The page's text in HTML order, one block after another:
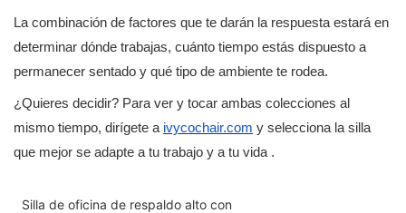
La combinación de factores que te darán la respuesta estará en
determinar dónde trabajas, cuánto tiempo estás dispuesto a
permanecer sentado y qué tipo de ambiente te rodea.
¿Quieres decidir? Para ver y tocar ambas colecciones al
mismo tiempo, dirígete a ivycochair.com y selecciona la silla
que mejor se adapte a tu trabajo y a tu vida .
Silla de oficina de respaldo alto con